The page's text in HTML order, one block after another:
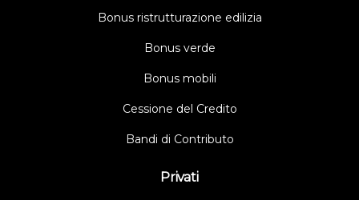
Bonus ristrutturazione edilizia
Bonus verde
Bonus mobili
Cessione del Credito
Bandi di Contributo
Privati